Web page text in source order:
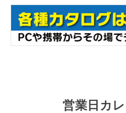
営業日カ